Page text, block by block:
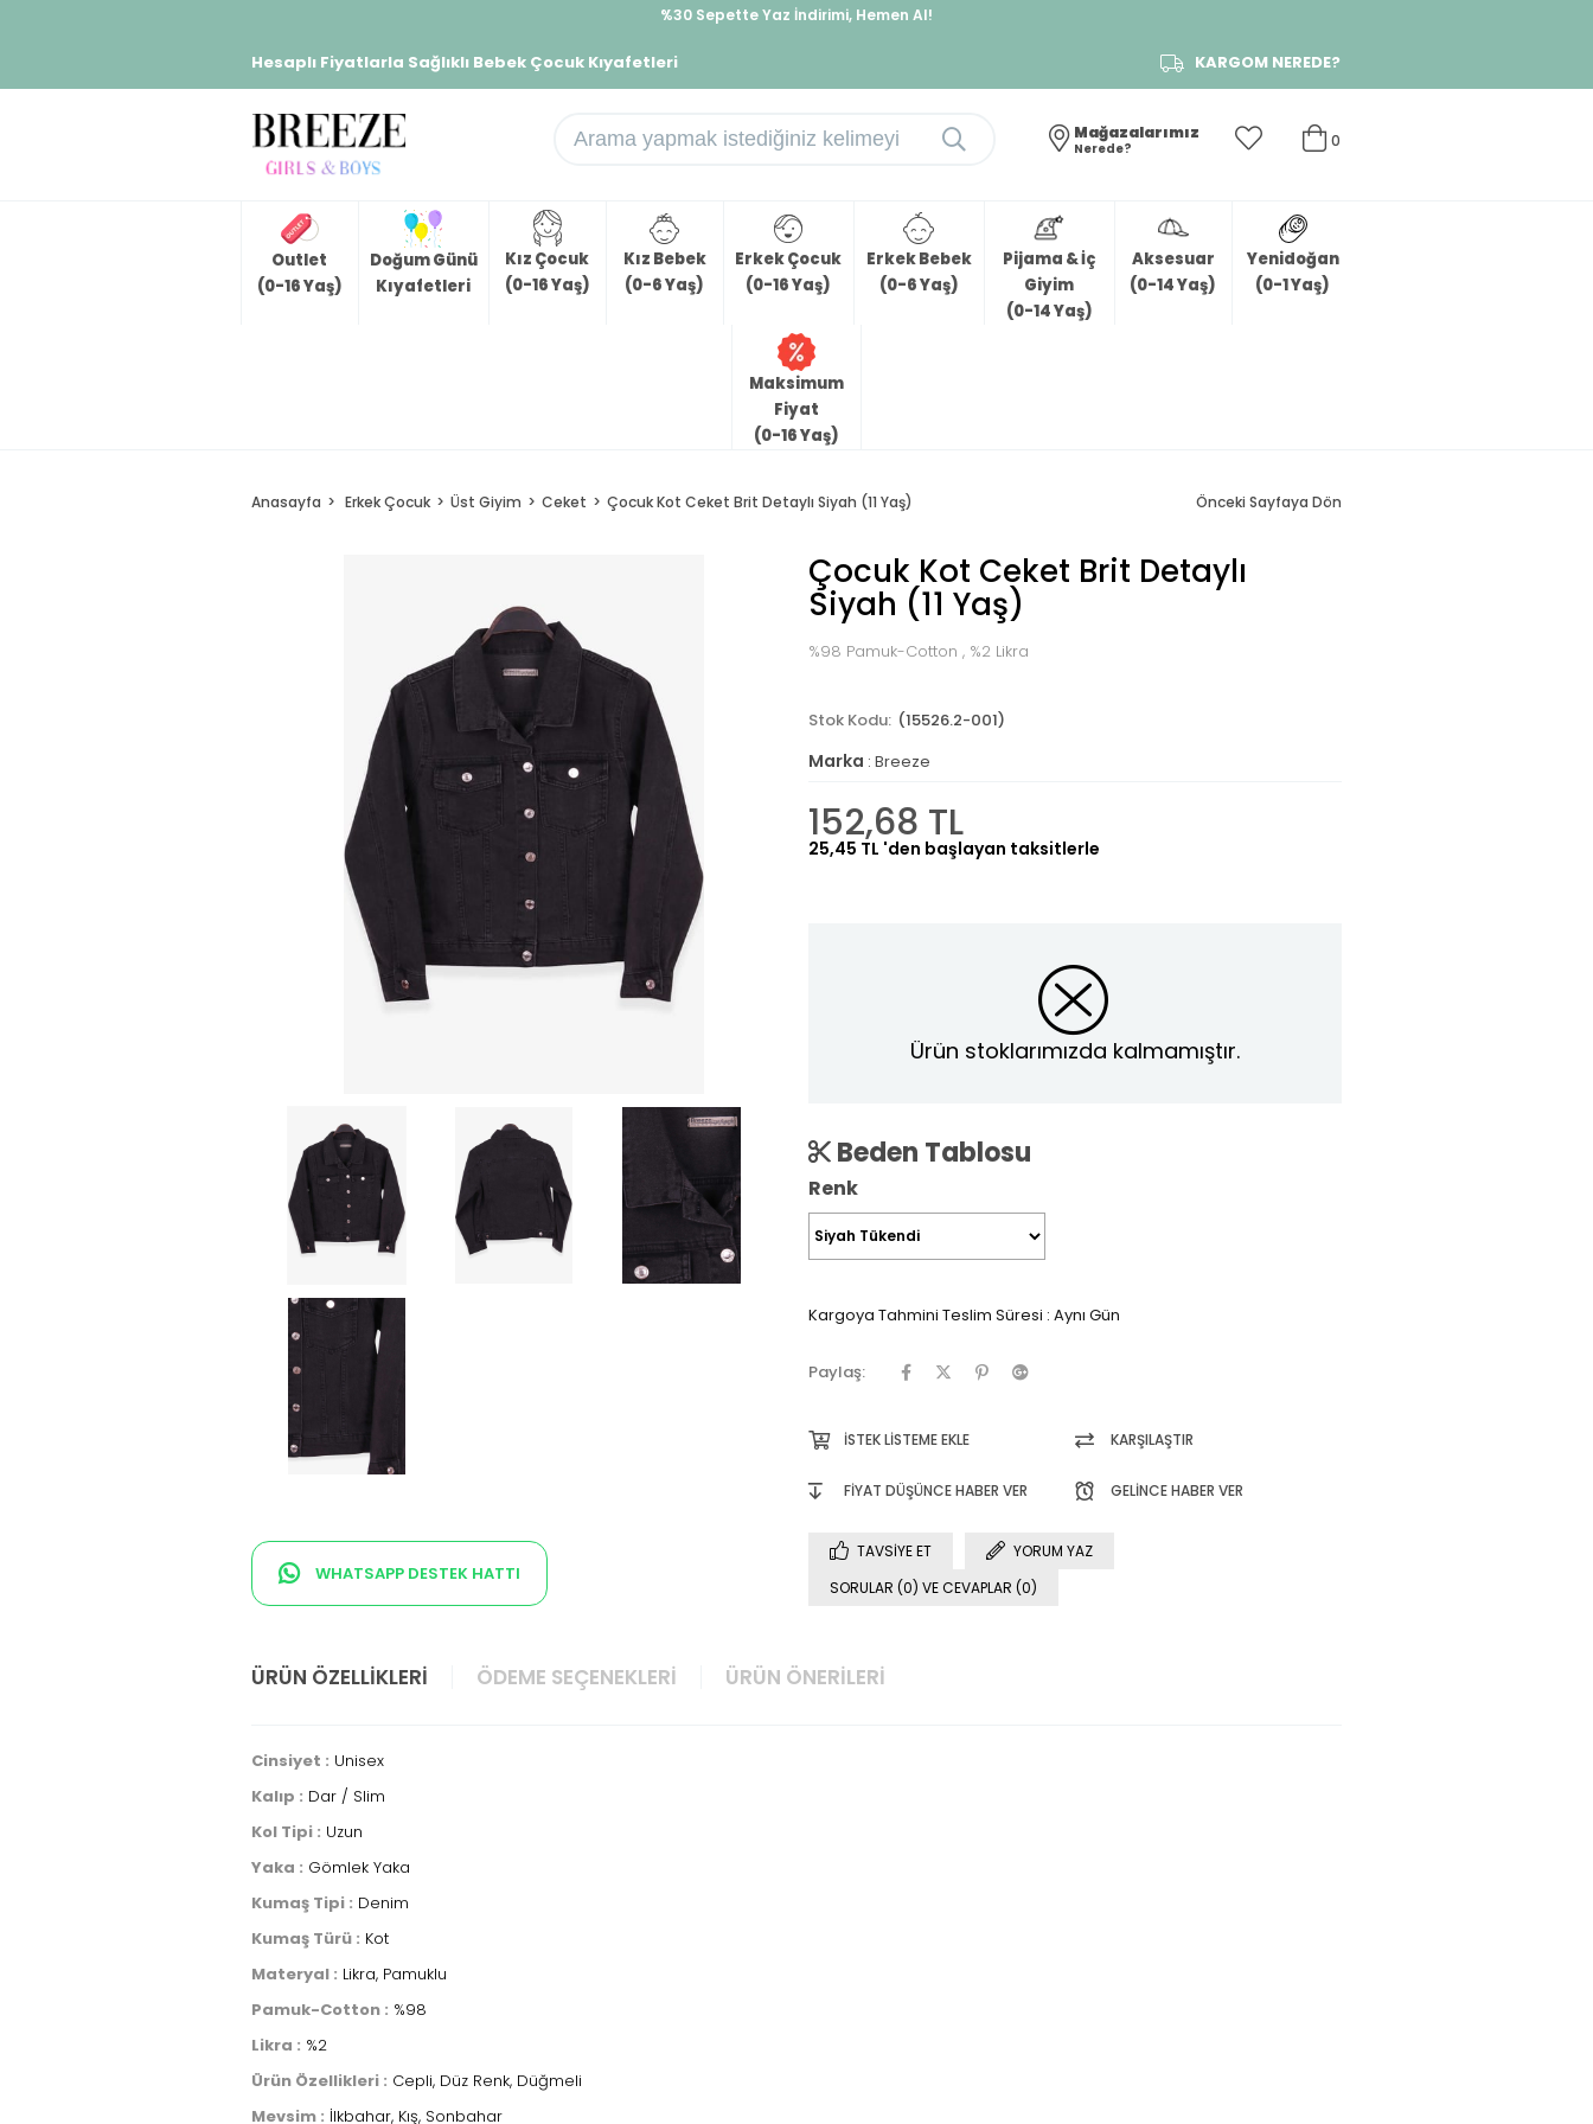
%30 Sepette Yaz İndirimi, Hemen Al!
Hesaplı Fiyatlarla Sağlıklı Bebek Çocuk Kıyafetleri KARGOM NEREDE?
0
Mağazalarımız
Nerede?
Outlet
(0-16 Yaş)
Doğum Günü
Kıyafetleri
Kız Çocuk
(0-16 Yaş)
Kız Bebek
(0-6 Yaş)
Erkek Çocuk
(0-16 Yaş)
Erkek Bebek
(0-6 Yaş)
Pijama & İç
Giyim
(0-14 Yaş)
Aksesuar
(0-14 Yaş)
Yenidoğan
(0-1 Yaş)
Maksimum
Fiyat
(0-16 Yaş)
Anasayfa Erkek Çocuk Üst Giyim Ceket Çocuk Kot Ceket Brit Detaylı Siyah (11 Yaş) Önceki Sayfaya Dön
WHATSAPP DESTEK HATTI
Çocuk Kot Ceket Brit Detaylı
Siyah (11 Yaş)
%98 Pamuk-Cotton , %2 Likra
(15526.2-001)
Marka : Breeze
152,68 TL
25,45 TL 'den başlayan taksitlerle
Ürün stoklarımızda kalmamıştır.
Beden Tablosu
Renk
Kargoya Tahmini Teslim Süresi : Aynı Gün
Paylaş:
İSTEK LISTEME EKLE KARŞILAŞTIR
FIYAT DÜŞÜNCE HABER VER GELINCE HABER VER
TAVSIYE ET
YORUM YAZ
SORULAR (0) VE CEVAPLAR (0)
ÜRÜN ÖZELLIKLERI ÖDEME SEÇENEKLERI ÜRÜN ÖNERILERI
Cinsiyet : Unisex
Kalıp : Dar / Slim
Kol Tipi : Uzun
Yaka : Gömlek Yaka
Kumaş Tipi : Denim
Kumaş Türü : Kot
Materyal : Likra, Pamuklu
Pamuk-Cotton : %98
Likra : %2
Ürün Özellikleri : Cepli, Düz Renk, Düğmeli
Mevsim : İlkbahar, Kış, Sonbahar